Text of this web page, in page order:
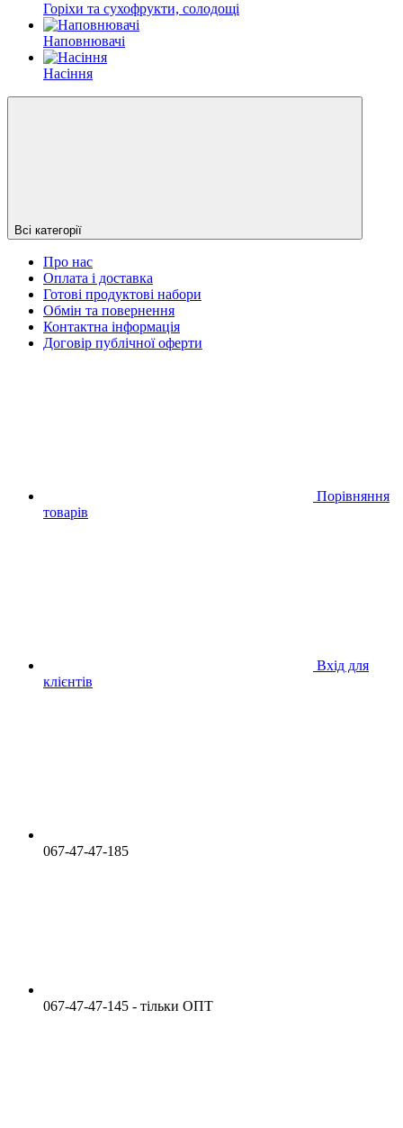
Горіхи та сухофрукти, солодощі
Наповнювачі
Насіння
Всі категорії
Про нас
Оплата і доставка
Готові продуктові набори
Обмін та повернення
Контактна інформація
Договір публічної оферти
Порівняння
товарів
Вхід для
клієнтів
067-47-47-185
067-47-47-145 - тільки ОПТ